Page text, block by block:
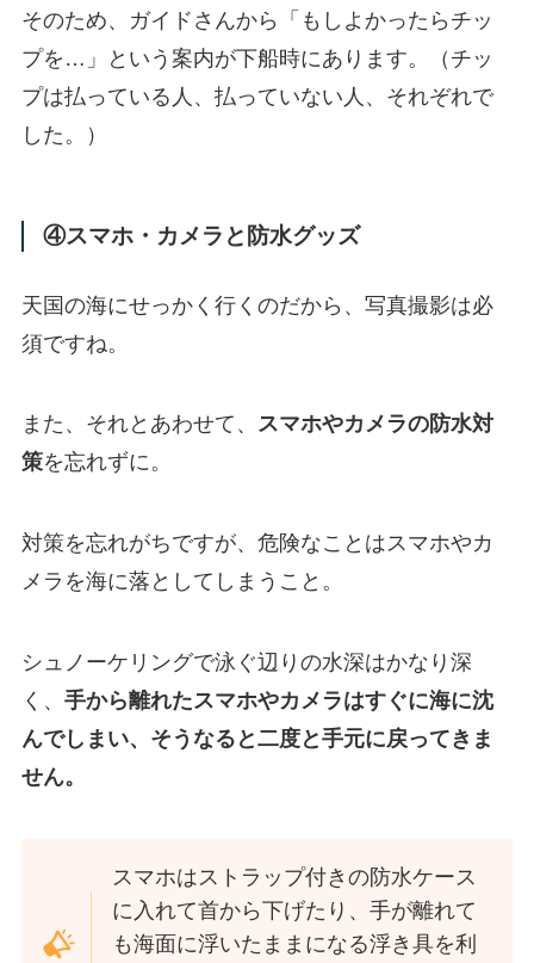
そのため、ガイドさんから「もしよかったらチッ
プを…」という案内が下船時にあります。（チッ
プは払っている人、払っていない人、それぞれで
した。）
④スマホ・カメラと防水グッズ
天国の海にせっかく行くのだから、写真撮影は必
須ですね。
また、それとあわせて、 スマホやカメラの防水対
策を忘れずに。
対策を忘れがちですが、危険なことはスマホやカ
メラを海に落としてしまうこと。
シュノーケリングで泳ぐ辺りの水深はかなり深
く、 手から離れたスマホやカメラはすぐに海に沈
んでしまい、そうなると二度と手元に戻ってきま
せん。
スマホはストラップ付きの防水ケース
に入れて首から下げたり、手が離れて
も海面に浮いたままになる浮き具を利